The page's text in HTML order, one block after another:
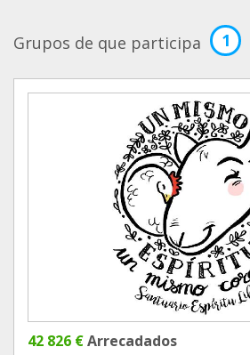
Grupos de que participa 1
42 826 €Arrecadados